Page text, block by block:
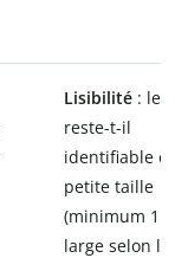
Lisibilité : le
reste-t-il
identifiable
petite taille
(minimum 1
large selon